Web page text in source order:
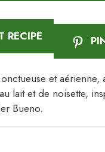
RECIPE
et aérienne,
lait et de noisette,
Bueno.